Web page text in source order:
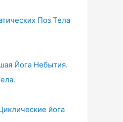
Поз Тела
Йога Небытия.
йога